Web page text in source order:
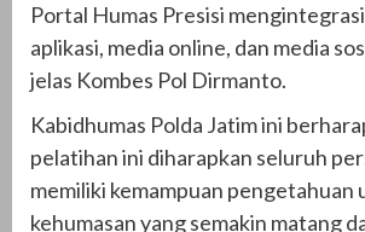
Portal Humas Presisi
aplikasi, media online, dan media
jelas Kombes Pol Dirmanto.
Kabidhumas Polda Jatim ini
pelatihan ini diharapkan seluruh
memiliki kemampuan pengetahuan
kehumasan yang semakin matang